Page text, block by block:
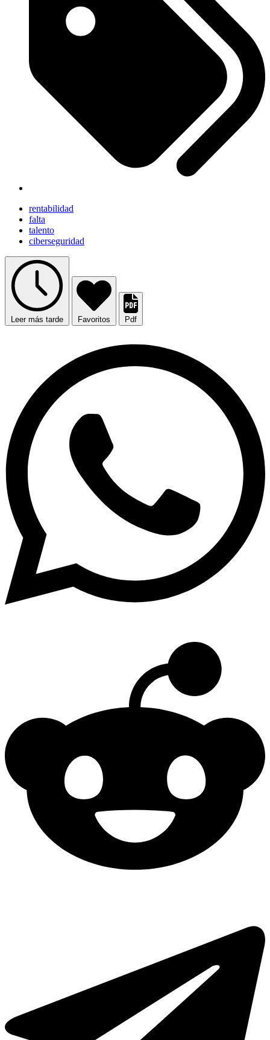
rentabilidad
falta
talento
ciberseguridad
Leer más tarde Favoritos Pdf